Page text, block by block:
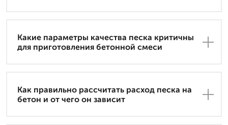
Какие параметры качества песка критичны
для приготовления бетонной смеси
Как правильно рассчитать расход песка на
бетон и от чего он зависит